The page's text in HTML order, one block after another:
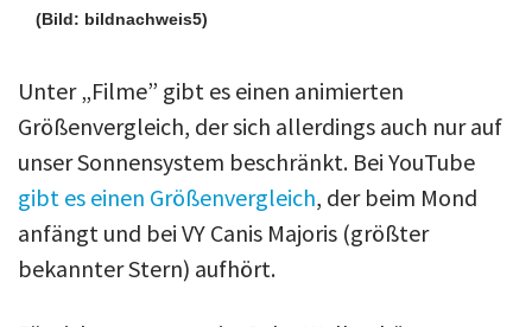
(Bild: bildnachweis5)
Unter „Filme” gibt es einen animierten
Größenvergleich, der sich allerdings auch nur auf
unser Sonnensystem beschränkt. Bei YouTube
gibt es einen Größenvergleich, der beim Mond
anfängt und bei VY Canis Majoris (größter
bekannter Stern) aufhört.